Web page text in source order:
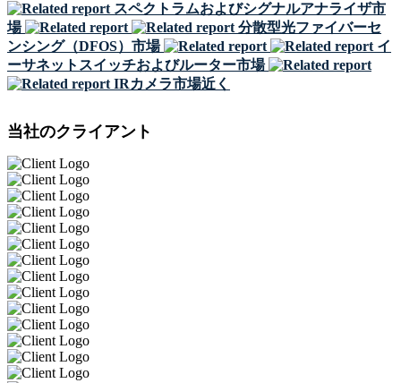
スペクトラムおよびシグナルアナライザ市
場
分散型光ファイバーセ
ンシング（DFOS）市場
イ
ーサネットスイッチおよびルーター市場
IRカメラ市場近く
当社のクライアント